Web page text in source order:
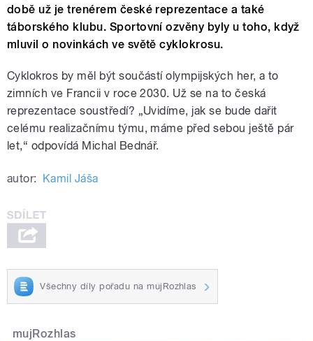
době už je trenérem české reprezentace a také
táborského klubu. Sportovní ozvěny byly u toho, když
mluvil o novinkách ve světě cyklokrosu.
Cyklokros by měl být součástí olympijských her, a to
zimních ve Francii v roce 2030. Už se na to česká
reprezentace soustředí? „Uvidíme, jak se bude dařit
celému realizačnímu týmu, máme před sebou ještě pár
let,“ odpovídá Michal Bednář.
autor: Kamil Jáša
Všechny díly pořadu na mujRozhlas
mujRozhlas